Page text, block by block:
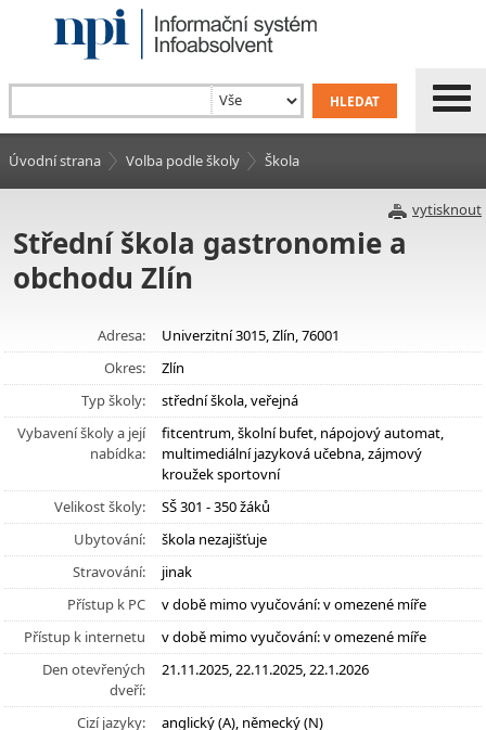
Úvodní strana Volba podle školy Škola
vytisknout
Střední škola gastronomie a
obchodu Zlín
Adresa:
Univerzitní 3015, Zlín, 76001
Okres:
Zlín
Typ školy:
střední škola, veřejná
Vybavení školy a její
nabídka:
fitcentrum, školní bufet, nápojový automat,
multimediální jazyková učebna, zájmový
kroužek sportovní
Velikost školy:
SŠ 301 - 350 žáků
Ubytování:
škola nezajišťuje
Stravování:
jinak
Přístup k PC
v době mimo vyučování: v omezené míře
Přístup k internetu
v době mimo vyučování: v omezené míře
Den otevřených
dveří:
21.11.2025, 22.11.2025, 22.1.2026
Cizí jazyky:
anglický (A), německý (N)